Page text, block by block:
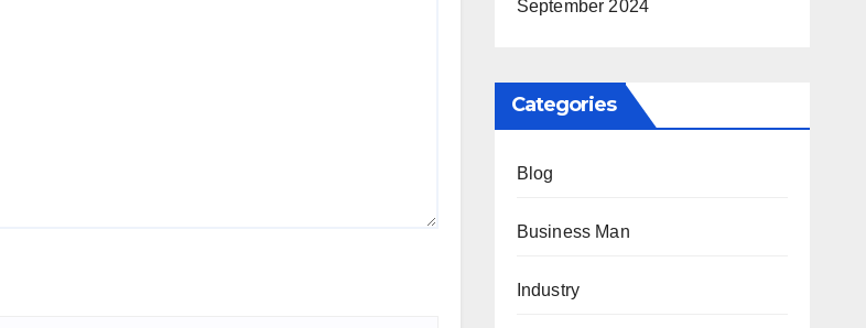
September 2024
Categories
Blog
Business Man
Industry